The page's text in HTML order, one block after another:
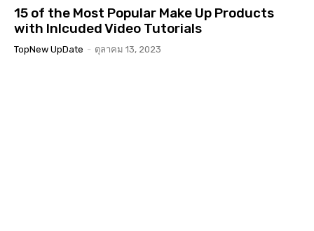
15 of the Most Popular Make Up Products
with Inlcuded Video Tutorials
TopNew UpDate - ตุลาคม 13, 2023